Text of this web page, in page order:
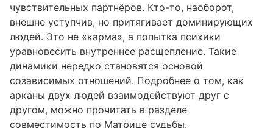
чувствительных партнёров. Кто-то, наоборот,
внешне уступчив, но притягивает доминирующих
людей. Это не «карма», а попытка психики
уравновесить внутреннее расщепление. Такие
динамики нередко становятся основой
созависимых отношений. Подробнее о том, как
арканы двух людей взаимодействуют друг с
другом, можно прочитать в разделе
совместимость по Матрице судьбы.